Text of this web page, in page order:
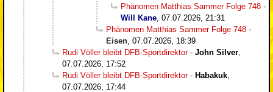
Phänomen Matthias Sammer Folge 748 -
Will Kane 07.07.2026, 21:31
Phänomen Matthias Sammer Folge 748 -
Eisen 07.07.2026, 18:39
Rudi Völler bleibt DFB-Sportdirektor- John Silver
07.07.2026, 17:52
Rudi Völler bleibt DFB-Sportdirektor- Habakuk
07.07.2026, 17:44